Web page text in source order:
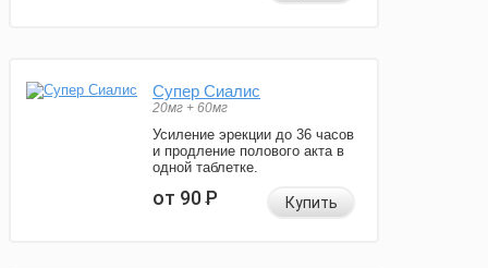
Супер Сиалис
20мг + 60мг
Усиление эрекции до 36 часов
и продление полового акта в
одной таблетке.
от 90Р Купить